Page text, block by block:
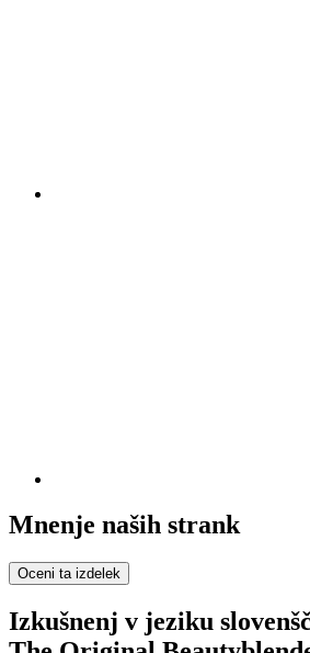
Mnenje naših strank
Oceni ta izdelek
Izkušnenj v jeziku